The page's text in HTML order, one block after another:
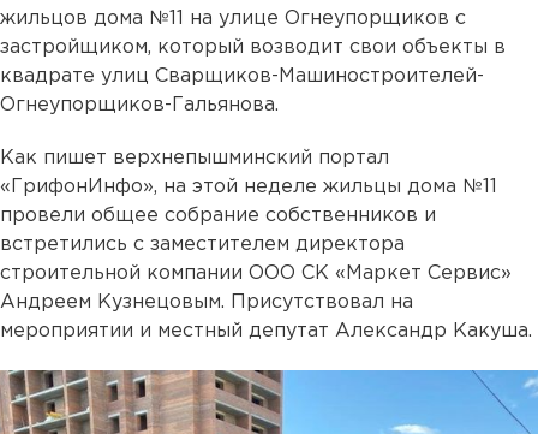
жильцов дома №11 на улице Огнеупорщиков с
застройщиком, который возводит свои объекты в
квадрате улиц Сварщиков-Машиностроителей-
Огнеупорщиков-Гальянова.
Как пишет верхнепышминский портал
«ГрифонИнфо», на этой неделе жильцы дома №11
провели общее собрание собственников и
встретились с заместителем директора
строительной компании ООО СК «Маркет Сервис»
Андреем Кузнецовым. Присутствовал на
мероприятии и местный депутат Александр Какуша.